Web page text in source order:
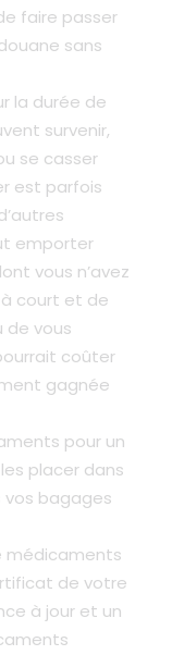
faire passer
sans
la durée de
survenir,
se casser
est parfois
emporter
vous n’avez
court et de
de vous
coûter
gagnée
pour un
placer dans
vos bagages
médicaments
de votre
à jour et un